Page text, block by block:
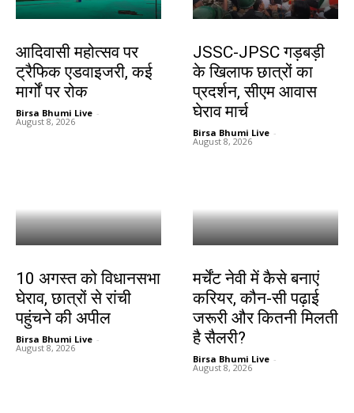
आदिवासी महोत्सव पर
ट्रैफिक एडवाइजरी, कई
मार्गों पर रोक
Birsa Bhumi Live -
August 8, 2026
JSSC-JPSC गड़बड़ी
के खिलाफ छात्रों का
प्रदर्शन, सीएम आवास
घेराव मार्च
Birsa Bhumi Live -
August 8, 2026
10 अगस्त को विधानसभा
घेराव, छात्रों से रांची
पहुंचने की अपील
Birsa Bhumi Live -
August 8, 2026
मर्चेंट नेवी में कैसे बनाएं
करियर, कौन-सी पढ़ाई
जरूरी और कितनी मिलती
है सैलरी?
Birsa Bhumi Live -
August 8, 2026